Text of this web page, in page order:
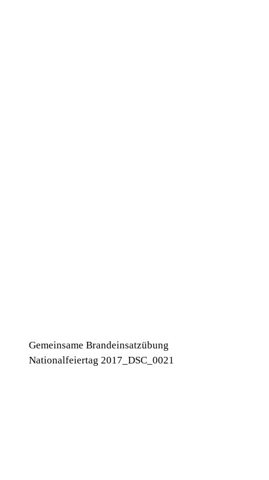
Gemeinsame Brandeinsatzübung
Nationalfeiertag 2017_DSC_0021